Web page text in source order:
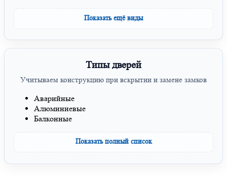
Показать ещё виды
Типы дверей
Учитываем конструкцию при вскрытии и замене замков
Аварийные
Алюминиевые
Балконные
Показать полный список